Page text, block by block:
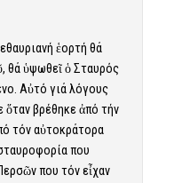
ἑορτή θά
θά ὑψωθεῖ ὁ Σταυρός
Αὐτό γιά λόγους
ὅταν βρέθηκε ἀπό τήν
τόν αὐτοκράτορα
που
που τόν εἶχαν